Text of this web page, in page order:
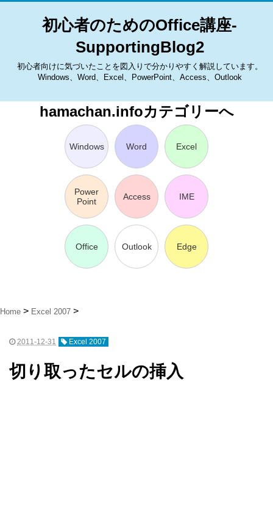
初心者のためのOffice講座-
SupportingBlog2
初心者向けに気づいたことを図入りで分かりやすく解説しています。
Windows、Word、Excel、PowerPoint、Access、Outlook
hamachan.infoカテゴリーへ
Windows Word Excel
Power
Point
Access IME
Office Outlook Edge
Home Excel 2007
2011-12-31 Excel 2007
切り取ったセルの挿入